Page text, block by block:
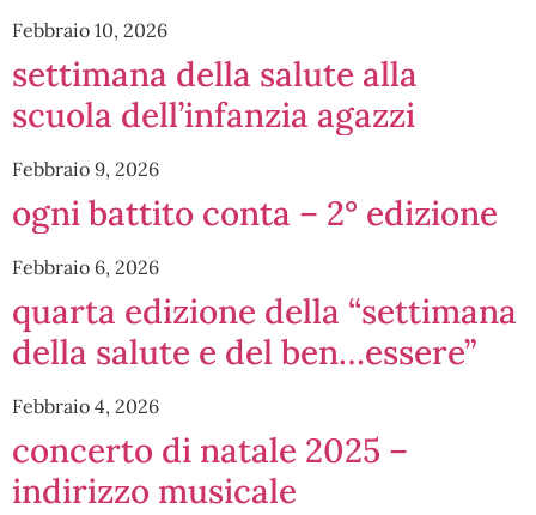
Febbraio 10, 2026
settimana della salute alla
scuola dell’infanzia agazzi
Febbraio 9, 2026
ogni battito conta – 2° edizione
Febbraio 6, 2026
quarta edizione della “settimana
della salute e del ben…essere”
Febbraio 4, 2026
concerto di natale 2025 –
indirizzo musicale